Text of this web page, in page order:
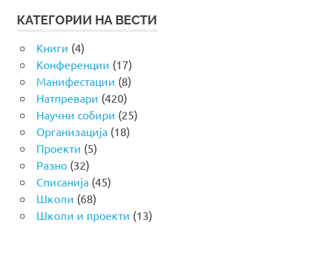
КАТЕГОРИИ НА ВЕСТИ
Книги (4)
Конференции (17)
Манифестации (8)
Натпревари (420)
Научни собири (25)
Организација(18)
Проекти (5)
Разно(32)
Списанија(45)
Школи (68)
Школи и проекти (13)